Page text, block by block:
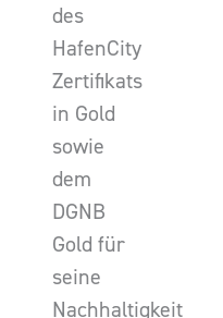
des
HafenCity
Zertifikats
in Gold
sowie
dem
DGNB
Gold für
seine
Nachhaltigkeit